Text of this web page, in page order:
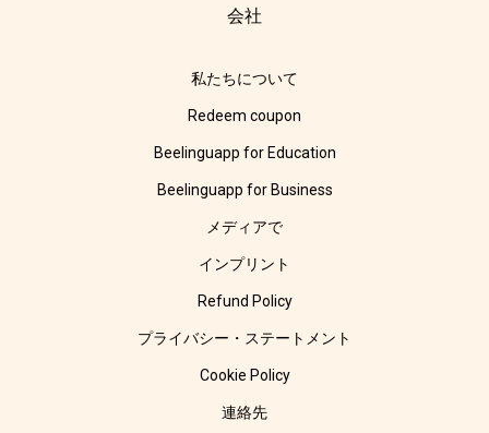
会社
私たちについて
Redeem coupon
Beelinguapp for Education
Beelinguapp for Business
メディアで
インプリント
Refund Policy
プライバシー・ステートメント
Cookie Policy
連絡先